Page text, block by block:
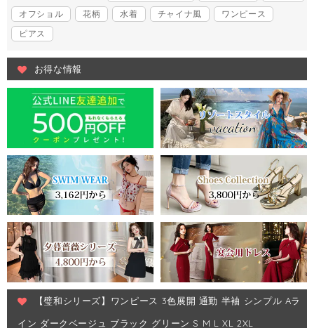
オフショル
花柄 水着 チャイナ風
ワンピース
ピアス
お得な情報
【璧和シリーズ】ワンピース 3色展開 通勤 半袖 シンプル Aラ
イン ダークベージュ ブラック グリーン S M L XL 2XL